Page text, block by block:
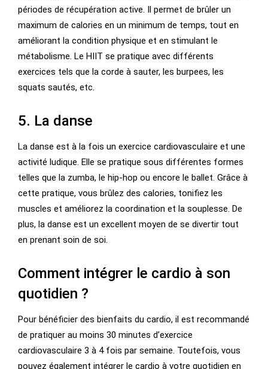
périodes de récupération active. Il permet de brûler un
maximum de calories en un minimum de temps, tout en
améliorant la condition physique et en stimulant le
métabolisme. Le HIIT se pratique avec différents
exercices tels que la corde à sauter, les burpees, les
squats sautés, etc.
5. La danse
La danse est à la fois un exercice cardiovasculaire et une
activité ludique. Elle se pratique sous différentes formes
telles que la zumba, le hip-hop ou encore le ballet. Grâce à
cette pratique, vous brûlez des calories, tonifiez les
muscles et améliorez la coordination et la souplesse. De
plus, la danse est un excellent moyen de se divertir tout
en prenant soin de soi.
Comment intégrer le cardio à son
quotidien ?
Pour bénéficier des bienfaits du cardio, il est recommandé
de pratiquer au moins 30 minutes d’exercice
cardiovasculaire 3 à 4 fois par semaine. Toutefois, vous
pouvez également intégrer le cardio à votre quotidien en